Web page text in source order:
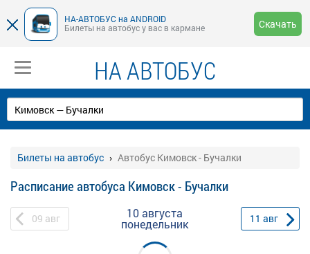
НА-АВТОБУС на ANDROID
Билеты на автобус у вас в кармане
Скачать
НА АВТОБУС
Билеты на автобус Автобус Кимовск - Бучалки
Расписание автобуса Кимовск - Бучалки
09 авг 10 августа
понедельник 11 авг